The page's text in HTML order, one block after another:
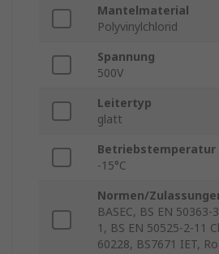
Mantelmaterial
Polyvinylchlorid
Spannung
500V
Leitertyp
glatt
Betriebstemperatur
-15°C
Normen/
BASEC, BS EN
1, BS EN 50525-2-11
60228, BS7671 IET,